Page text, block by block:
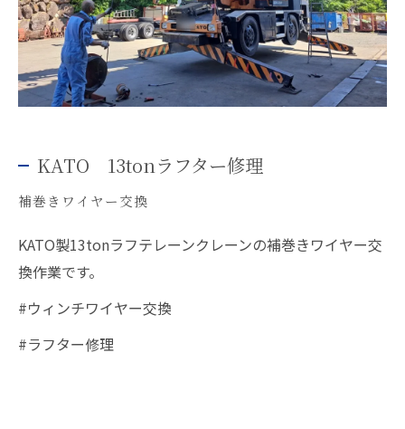
KATO 13tonラフター修理
補巻きワイヤー交換
KATO製13tonラフテレーンクレーンの補巻きワイヤー交
換作業です。
#ウィンチワイヤー交換
#ラフター修理